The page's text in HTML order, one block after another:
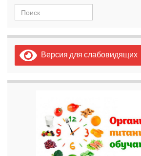
Search for:
Версия для слабовидящих